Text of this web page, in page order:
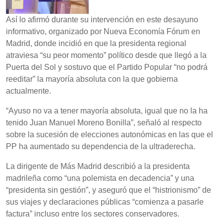
Así lo afirmó durante su intervención en este desayuno
informativo, organizado por Nueva Economía Fórum en
Madrid, donde incidió en que la presidenta regional
atraviesa “su peor momento” político desde que llegó a la
Puerta del Sol y sostuvo que el Partido Popular “no podrá
reeditar” la mayoría absoluta con la que gobierna
actualmente.
“Ayuso no va a tener mayoría absoluta, igual que no la ha
tenido Juan Manuel Moreno Bonilla”, señaló al respecto
sobre la sucesión de elecciones autonómicas en las que el
PP ha aumentado su dependencia de la ultraderecha.
La dirigente de Más Madrid describió a la presidenta
madrileña como “una polemista en decadencia” y una
“presidenta sin gestión”, y aseguró que el “histrionismo” de
sus viajes y declaraciones públicas “comienza a pasarle
factura” incluso entre los sectores conservadores.